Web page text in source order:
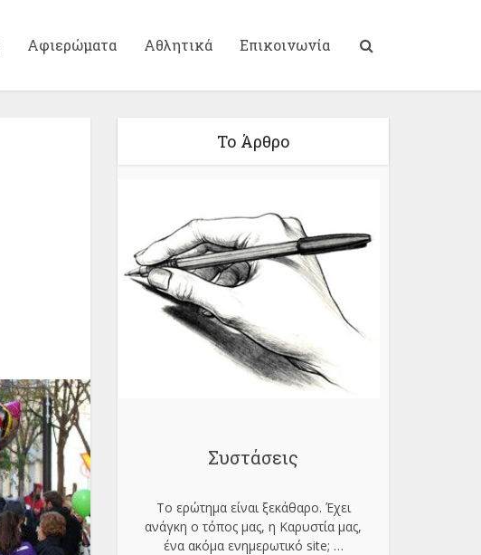
Αφιερώματα Αθλητικά Επικοινωνία
Το Άρθρο
Συστάσεις
Το ερώτημα είναι ξεκάθαρο. Έχει
ανάγκη ο τόπος μας, η Καρυστία μας,
ένα ακόμα ενημερωτικό site; …